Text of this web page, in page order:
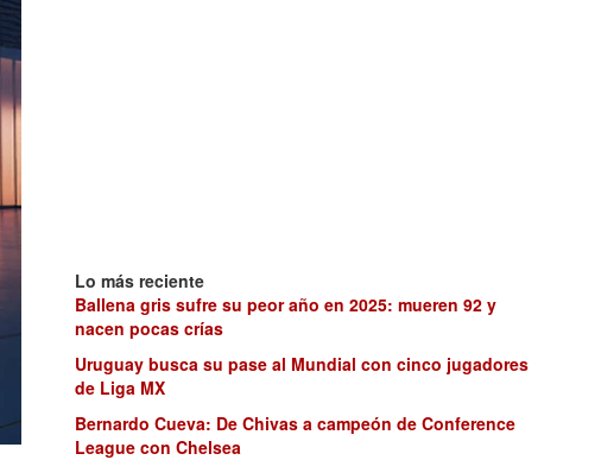
Lo más reciente
Ballena gris sufre su peor año en 2025: mueren 92 y
nacen pocas crías
Uruguay busca su pase al Mundial con cinco jugadores
de Liga MX
Bernardo Cueva: De Chivas a campeón de Conference
League con Chelsea